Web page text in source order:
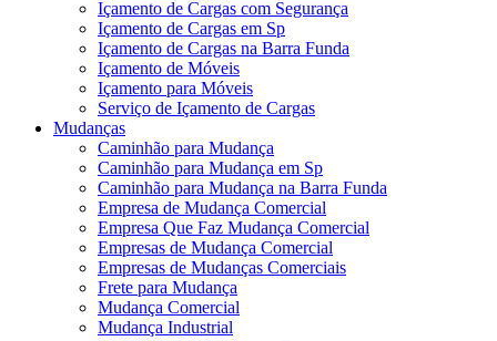
Içamento de Cargas com Segurança
Içamento de Cargas em Sp
Içamento de Cargas na Barra Funda
Içamento de Móveis
Içamento para Móveis
Serviço de Içamento de Cargas
Mudanças
Caminhão para Mudança
Caminhão para Mudança em Sp
Caminhão para Mudança na Barra Funda
Empresa de Mudança Comercial
Empresa Que Faz Mudança Comercial
Empresas de Mudança Comercial
Empresas de Mudanças Comerciais
Frete para Mudança
Mudança Comercial
Mudança Industrial